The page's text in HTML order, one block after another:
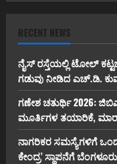
RECENT NEWS
ನೈಸ್ ರಸ್ತೆಯಲ್ಲಿ ಟೋಲ್
ಗಡುವು ನೀಡಿದ ಎಚ್.ಡಿ.
ಗಣೇಶ ಚತುರ್ಥಿ 2026:
ಮೂರ್ತಿಗಳ ತಯಾರಿಕೆ,
ನಾಗರಿಕರ ಸಮಸ್ಯೆಗಳಿಗೆ
ಕೇಂದ್ರ’ ಸ್ಥಾಪನೆಗೆ